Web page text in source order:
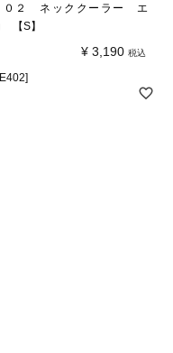
０２ ネッククーラー エ
【S】
¥ 3,190 税込